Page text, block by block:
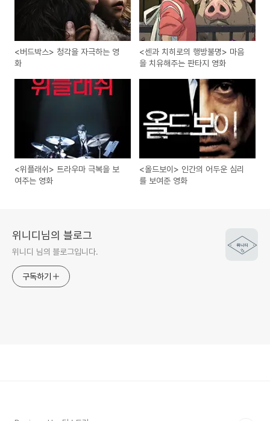
<버드박스> 청각을 자극하는 영
화
<센과 치히로의 행방불명> 마음
을 치유해주는 판타지 영화
<위플래쉬> 트라우마 극복을 보
여주는 영화
<올드보이> 인간의 어두운 심리
를 보여준 영화
위니디님의 블로그
위니디 님의 블로그입니다.
구독하기